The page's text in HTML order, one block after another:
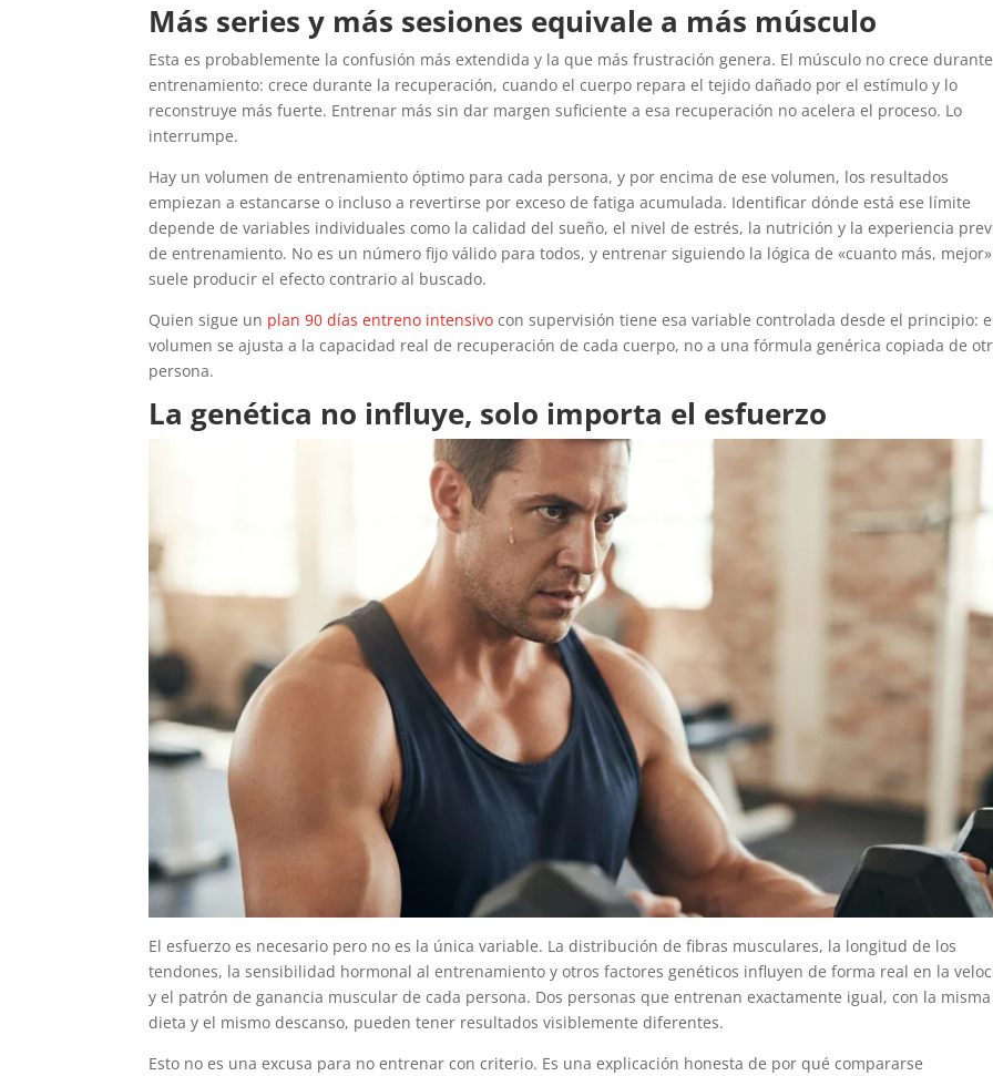
Más series y más sesiones equivale a más músculo
Esta es probablemente la confusión más extendida y la que más frustración genera. El músculo no crece
entrenamiento: crece durante la recuperación, cuando el cuerpo repara el tejido dañado por el estímulo y lo
reconstruye más fuerte. Entrenar más sin dar margen suficiente a esa recuperación no acelera el proceso. Lo
interrumpe.
Hay un volumen de entrenamiento óptimo para cada persona, y por encima de ese volumen, los resultados
empiezan a estancarse o incluso a revertirse por exceso de fatiga acumulada. Identificar dónde está ese límite
depende de variables individuales como la calidad del sueño, el nivel de estrés, la nutrición y la experiencia
de entrenamiento. No es un número fijo válido para todos, y entrenar siguiendo la lógica de «cuanto más, mejor»
suele producir el efecto contrario al buscado.
Quien sigue un plan 90 días entreno intensivo con supervisión tiene esa variable controlada desde el principio:
volumen se ajusta a la capacidad real de recuperación de cada cuerpo, no a una fórmula genérica copiada de
persona.
La genética no influye, solo importa el esfuerzo
El esfuerzo es necesario pero no es la única variable. La distribución de fibras musculares, la longitud de los
tendones, la sensibilidad hormonal al entrenamiento y otros factores genéticos influyen de forma real en la
y el patrón de ganancia muscular de cada persona. Dos personas que entrenan exactamente igual, con la misma
dieta y el mismo descanso, pueden tener resultados visiblemente diferentes.
Esto no es una excusa para no entrenar con criterio. Es una explicación honesta de por qué compararse